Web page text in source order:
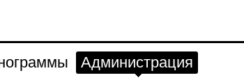
Администрация